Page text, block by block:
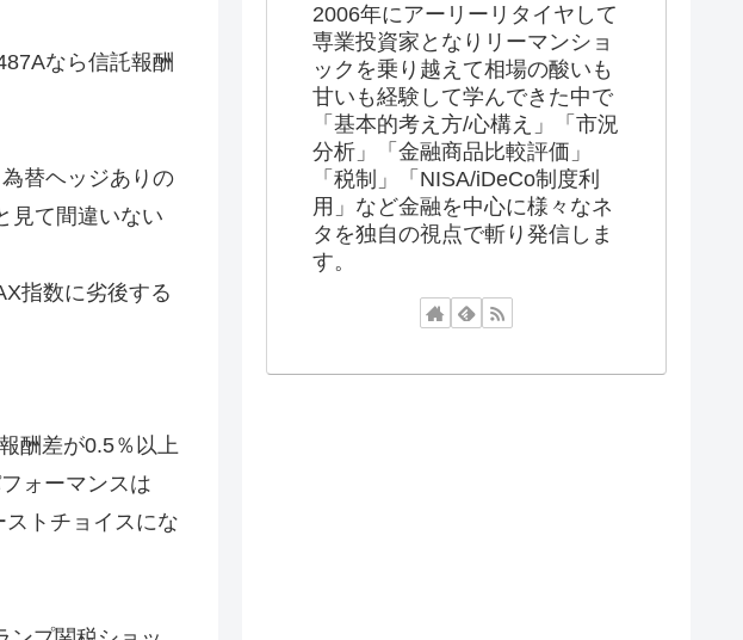
なら信託報酬
替ヘッジありの
見て間違いない
指数に劣後する
酬差が0.5％以上
ォーマンスは
トチョイスにな
2006年にアーリーリタイヤして
専業投資家となりリーマンショ
ックを乗り越えて相場の酸いも
甘いも経験して学んできた中で
「基本的考え方/心構え」「市況
分析」「金融商品比較評価」
「税制」「NISA/iDeCo制度利
用」など金融を中心に様々なネ
タを独自の視点で斬り発信しま
す。